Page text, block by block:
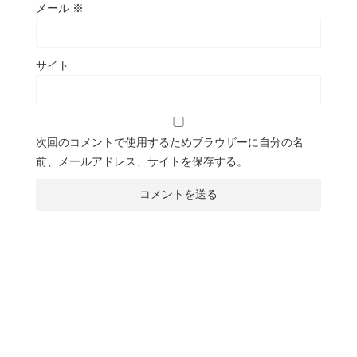
メール ※
サイト
次回のコメントで使用するためブラウザーに自分の名
前、メールアドレス、サイトを保存する。